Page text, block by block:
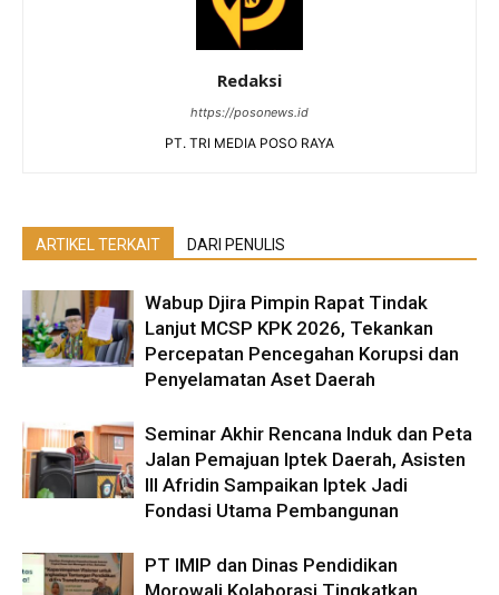
Redaksi
https://posonews.id
PT. TRI MEDIA POSO RAYA
ARTIKEL TERKAIT DARI PENULIS
Wabup Djira Pimpin Rapat Tindak
Lanjut MCSP KPK 2026, Tekankan
Percepatan Pencegahan Korupsi dan
Penyelamatan Aset Daerah
Seminar Akhir Rencana Induk dan Peta
Jalan Pemajuan Iptek Daerah, Asisten
III Afridin Sampaikan Iptek Jadi
Fondasi Utama Pembangunan
PT IMIP dan Dinas Pendidikan